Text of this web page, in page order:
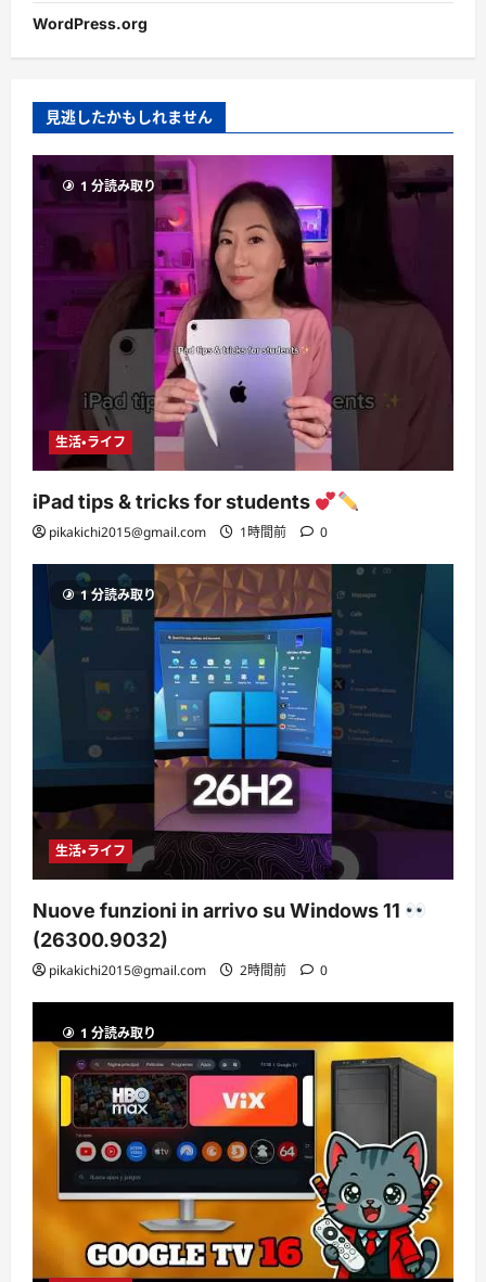
WordPress.org
見逃したかもしれません
1 分読み取り
生活・ライフ
iPad tips & tricks for students
pikakichi2015@gmail.com 1時間前 0
1 分読み取り
生活・ライフ
Nuove funzioni in arrivo su Windows 11
(26300.9032)
pikakichi2015@gmail.com 2時間前 0
1 分読み取り